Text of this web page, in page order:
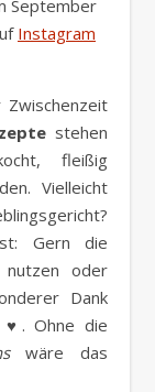
September
Instagram
stehen
fleißig
Vielleicht
Gern die
nutzen oder
Dank
♥. Ohne die
wäre das